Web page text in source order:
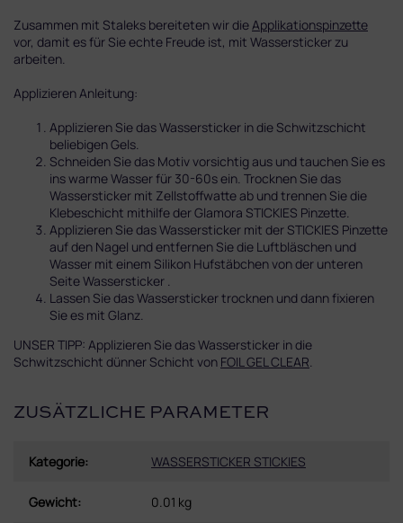
Zusammen mit Staleks bereiteten wir die Applikationspinzette
vor, damit es für Sie echte Freude ist, mit Wassersticker zu
arbeiten.
Applizieren Anleitung:
Applizieren Sie das Wassersticker in die Schwitzschicht
beliebigen Gels.
Schneiden Sie das Motiv vorsichtig aus und tauchen Sie es
ins warme Wasser für 30-60s ein. Trocknen Sie das
Wassersticker mit Zellstoffwatte ab und trennen Sie die
Klebeschicht mithilfe der Glamora STICKIES Pinzette.
Applizieren Sie das Wassersticker mit der STICKIES Pinzette
auf den Nagel und entfernen Sie die Luftbläschen und
Wasser mit einem Silikon Hufstäbchen von der unteren
Seite Wassersticker .
Lassen Sie das Wassersticker trocknen und dann fixieren
Sie es mit Glanz.
UNSER TIPP: Applizieren Sie das Wassersticker in die
Schwitzschicht dünner Schicht von FOIL GEL CLEAR
ZUSÄTZLICHE PARAMETER
Kategorie: WASSERSTICKER STICKIES
Gewicht: 0.01 kg